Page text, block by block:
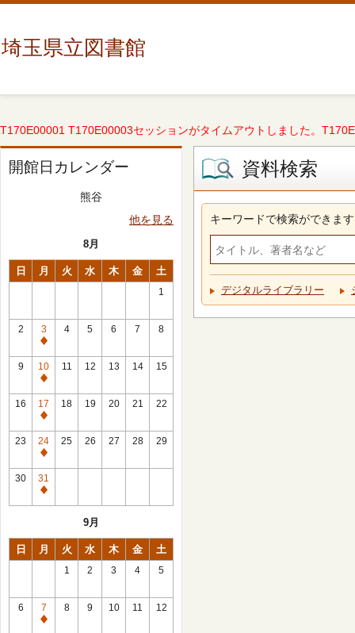
埼玉県立図書館
T170E00001 T170E00003セッションがタイムアウトしました。
開館日カレンダー
熊谷
他を見る
8月
日 月 火 水 木 金 土
1
2
3
休
館
日
4 5 6 7 8
9
10
休
館
日
11 12 13 14 15
16
17
休
館
日
18 19 20 21 22
23
24
休
館
日
25 26 27 28 29
30
31
休
9月
日 月 火 水 木 金 土
1 2 3 4 5
6
7
休
8 9 10 11 12
資料検索
キーワードで検索ができます
デジタルライブラリー